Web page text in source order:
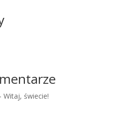
- Witaj, świecie!